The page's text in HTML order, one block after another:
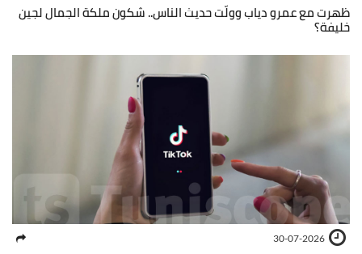
ظهرت مع عمرو دياب وولّت حديث الناس.. شكون ملكة الجمال لجين
خليفة؟
30-07-2026